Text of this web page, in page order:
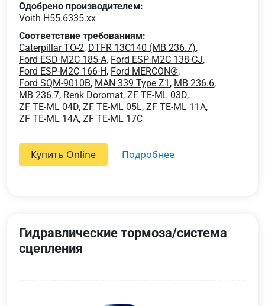
Одобрено производителем:
Voith H55.6335.xx
Соответствие требованиям:
Caterpillar TO-2, DTFR 13C140 (MB 236.7),
Ford ESD-M2C 185-A, Ford ESP-M2C 138-CJ,
Ford ESP-M2C 166-H, Ford MERCON®,
Ford SQM-9010B, MAN 339 Type Z1 , MB 236.6,
MB 236.7, Renk Doromat, ZF TE-ML 03D,
ZF TE-ML 04D, ZF TE-ML 05L, ZF TE-ML 11A,
ZF TE-ML 14A, ZF TE-ML 17C
Купить Online подробнее
Гидравлические тормоза/система
сцепления